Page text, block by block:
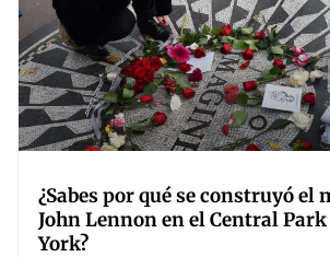
¿Sabes por qué se construyó el
John Lennon en el Central Park
York?